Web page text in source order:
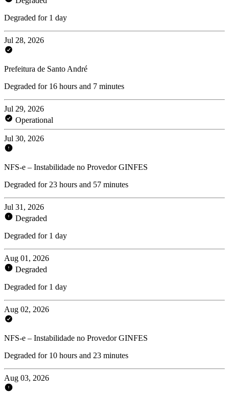
Degraded for 1 day
Jul 28, 2026
Prefeitura de Santo André
Degraded for 16 hours and 7 minutes
Jul 29, 2026
Operational
Jul 30, 2026
NFS-e – Instabilidade no Provedor GINFES
Degraded for 23 hours and 57 minutes
Jul 31, 2026
Degraded
Degraded for 1 day
Aug 01, 2026
Degraded
Degraded for 1 day
Aug 02, 2026
NFS-e – Instabilidade no Provedor GINFES
Degraded for 10 hours and 23 minutes
Aug 03, 2026